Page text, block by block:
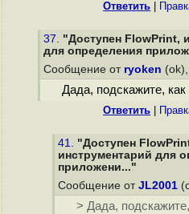
Ответить
37. "Доступен FlowPrint,
для определения
Сообщение от ryoken
Дада, подскажите, как
Ответить
41. "Доступен
инструментарий для
приложени..."
Сообщение от JL2001
> Дада,